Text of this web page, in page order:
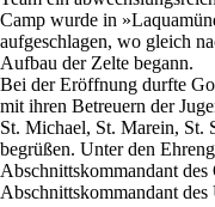
Camp wurde in
aufgeschlagen, wo gleich
Aufbau der Zelte begann.
Bei der Eröffnung durfte
mit ihren Betreuern der
St. Michael, St. Marein, St.
begrüßen. Unter den
Abschnittskommandant
Abschnittskommandant